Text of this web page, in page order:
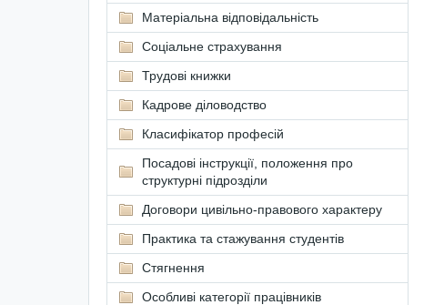
Матеріальна відповідальність
Соціальне страхування
Трудові книжки
Кадрове діловодство
Класифікатор професій
Посадові інструкції, положення про
структурні підрозділи
Договори цивільно-правового характеру
Практика та стажування студентів
Стягнення
Особливі категорії працівників